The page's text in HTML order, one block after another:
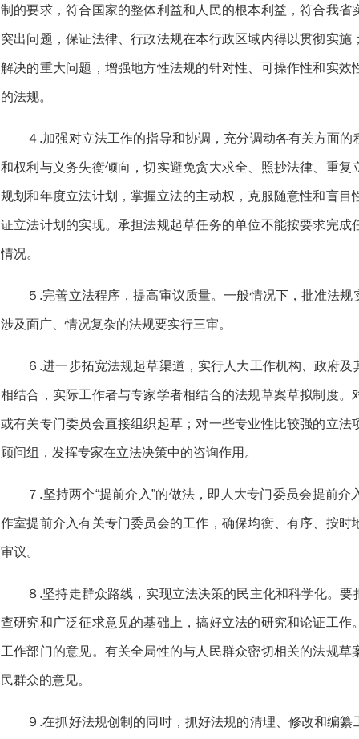
制的要求，符合国家的整体利益和人民的根本利益，符合我
突出问题，保证法律、行政法规在本行政区域内得以贯彻实
解决的重大问题，增强地方性法规的针对性、可操作性和实
的法规。
４.加强对立法工作的指导和协调，充分调动各有关方面
和权利与义务失衡倾向，切实避免贪大求全、照抄法律、重
规划和年度立法计划，掌握立法的主动权，克服随意性和盲
证立法计划的实现。承担法规起草任务的单位不能按要求完
情况。
５.完善立法程序，提高审议质量。一般情况下，批准法
涉及面广、情况复杂的法规要实行三审。
６.进一步拓宽法规起草渠道，实行人大工作机构、政府
相结合，实际工作者与专家学者相结合的法规草案草拟制度
或有关专门委员会直接组织起草；对一些专业性比较强的立
顾问组，发挥专家在立法决策中的咨询作用。
７.坚持两个“提前介入”的做法，即人大专门委员会提前
作室提前介入有关专门委员会的工作，确保均衡、有序、按
审议。
８.坚持走群众路线，实现立法决策的民主化和科学化。
查研究和广泛征求意见的基础上，搞好立法的研究和论证工
工作部门的意见。有关全局性的与人民群众密切相关的法规
民群众的意见。
９.在抓好法规创制的同时，抓好法规的清理、修改和编